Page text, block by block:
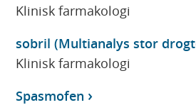
Klinisk farmakologi
sobril (Multianalys stor
Klinisk farmakologi
Spasmofen